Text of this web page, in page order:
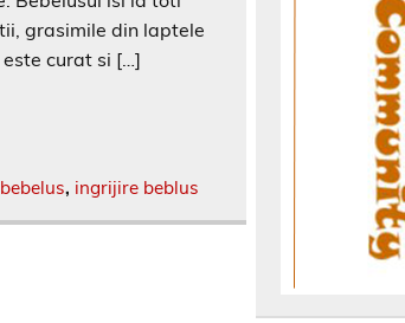
grasimile din laptele
curat si […]
, ingrijire beblus